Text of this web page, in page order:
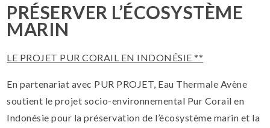
PRÉSERVER L’ÉCOSYSTÈME
MARIN
LE PROJET PUR CORAIL EN INDONÉSIE **
En partenariat avec PUR PROJET, Eau Thermale Avène
soutient le projet socio-environnemental Pur Corail en
Indonésie pour la préservation de l’écosystème marin et la